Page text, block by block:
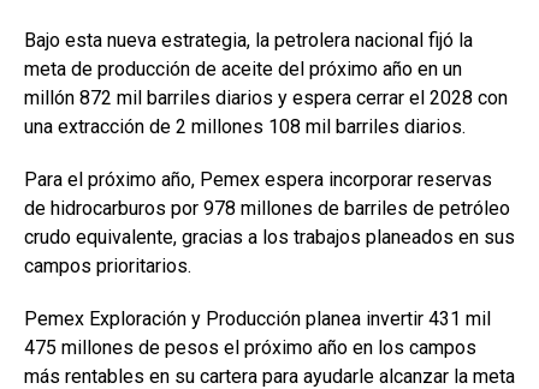
Bajo esta nueva estrategia, la petrolera nacional fijó la
meta de producción de aceite del próximo año en un
millón 872 mil barriles diarios y espera cerrar el 2028 con
una extracción de 2 millones 108 mil barriles diarios.
Para el próximo año, Pemex espera incorporar reservas
de hidrocarburos por 978 millones de barriles de petróleo
crudo equivalente, gracias a los trabajos planeados en sus
campos prioritarios.
Pemex Exploración y Producción planea invertir 431 mil
475 millones de pesos el próximo año en los campos
más rentables en su cartera para ayudarle alcanzar la meta